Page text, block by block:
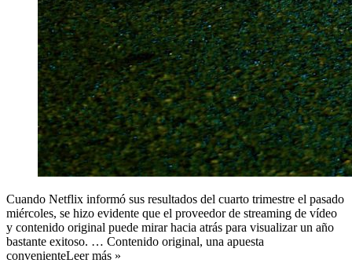
Cuando Netflix informó sus resultados del cuarto trimestre el pasado
miércoles, se hizo evidente que el proveedor de streaming de vídeo
y contenido original puede mirar hacia atrás para visualizar un año
bastante exitoso. … Contenido original, una apuesta
convenienteLeer más »